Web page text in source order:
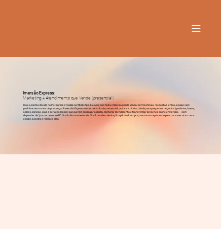
Imersão Express:
Marketing + Atendimento que Vende (presencial)
Hoje o cliente decide no Instagram e finaliza no WhatsApp. E é aqui que muita empresa perde venda: perfil confuso, respostas lentas, equipe sem
padrão e zero rotina de presença. A Imersão Express é uma consultoria presencial, prática e direta, criada para pequenos negócios (padarias, bares,
salões, clínicas, lojas e serviços locais) que querem organizar o digital, melhorar atendimento e transformar presença online em vendas — sem
depender de “postar quando dá”. Você não recebe teoria. Você recebe orientação aplicável, scripts prontos e um plano simples para executar com a
equipe. Escolha o formato ideal